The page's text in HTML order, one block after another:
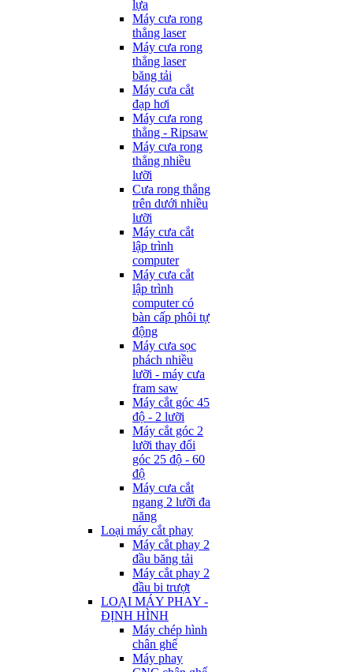
lựa
Máy cưa rong
thẳng laser
Máy cưa rong
thẳng laser
băng tải
Máy cưa cắt
đạp hơi
Máy cưa rong
thẳng - Ripsaw
Máy cưa rong
thẳng nhiều
lưỡi
Cưa rong thẳng
trên dưới nhiều
lưỡi
Máy cưa cắt
lập trình
computer
Máy cưa cắt
lập trình
computer có
bàn cấp phôi tự
động
Máy cưa sọc
phách nhiều
lưỡi - máy cưa
fram saw
Máy cắt góc 45
độ - 2 lưỡi
Máy cắt góc 2
lưỡi thay đổi
góc 25 độ - 60
độ
Máy cưa cắt
ngang 2 lưỡi đa
năng
Loại máy cắt phay
Máy cắt phay 2
đầu băng tải
Máy cắt phay 2
đầu bi trượt
LOẠI MÁY PHAY -
ĐỊNH HÌNH
Máy chép hình
chân ghế
Máy phay